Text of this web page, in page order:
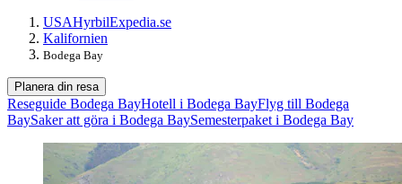
USAHyrbilExpedia.se
Kalifornien
Bodega Bay
Planera din resa
Reseguide Bodega BayHotell i Bodega BayFlyg till Bodega
BaySaker att göra i Bodega BaySemesterpaket i Bodega Bay